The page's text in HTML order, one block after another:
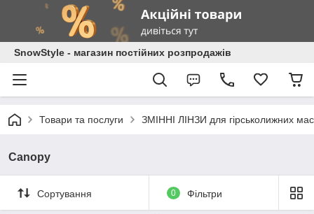
SnowStyle - магазин постійних розпродажів
Товари та послуги ЗМІННІ ЛІНЗИ для гірськолижних
Canopy
Сортування 0 Фільтри